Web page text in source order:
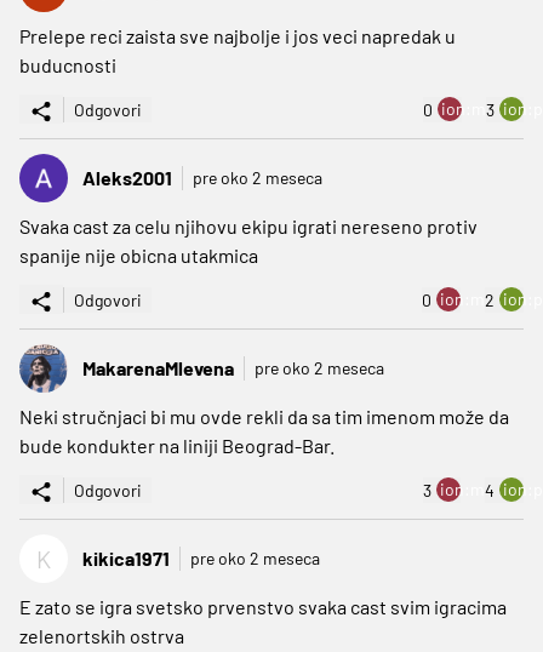
Prelepe reci zaista sve najbolje i jos veci napredak u
buducnosti
Odgovori 0 ion:minus
3
Aleks2001 pre oko 2 meseca
Svaka cast za celu njihovu ekipu igrati nereseno protiv
spanije nije obicna utakmica
Odgovori 0 ion:minus
2
MakarenaMlevena pre oko 2 meseca
Neki stručnjaci bi mu ovde rekli da sa tim imenom može da
bude kondukter na liniji Beograd-Bar.
Odgovori 3 ion:minus
4
K kikica1971 pre oko 2 meseca
E zato se igra svetsko prvenstvo svaka cast svim igracima
zelenortskih ostrva